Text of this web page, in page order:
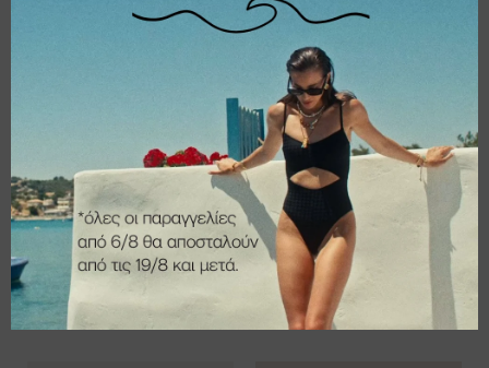
95,95
67,17
Τσάντα Medium
crossbody Eikon
€85,95
60,17